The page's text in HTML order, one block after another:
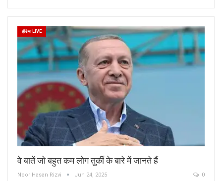
इंडिया LIVE
वे बातें जो बहुत कम लोग तुर्की के बारे में जानते हैं
Noor Hasan Rizvi Jun 24, 2025 0